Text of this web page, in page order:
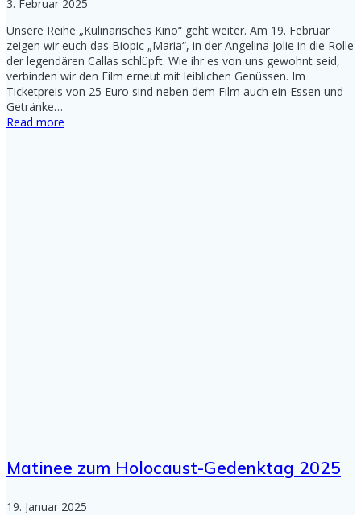
3. Februar 2025
Unsere Reihe „Kulinarisches Kino“ geht weiter. Am 19. Februar
zeigen wir euch das Biopic „Maria“, in der Angelina Jolie in die Rolle
der legendären Callas schlüpft. Wie ihr es von uns gewohnt seid,
verbinden wir den Film erneut mit leiblichen Genüssen. Im
Ticketpreis von 25 Euro sind neben dem Film auch ein Essen und
Getränke…
Read more
Matinee zum Holocaust-Gedenktag 2025
19. Januar 2025